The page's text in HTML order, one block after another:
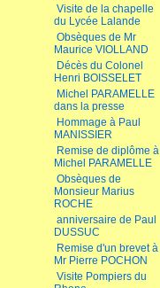
Visite de la chapelle
du Lycée Lalande
Obsèques de Mr
Maurice VIOLLAND
Décès du Colonel
Henri BOISSELET
Michel PARAMELLE
dans la presse
Hommage à Paul
MANISSIER
Remise de diplôme à
Michel PARAMELLE
Obsèques de
Monsieur Marius
ROCHE
anniversaire de Paul
DUSSUC
Remise d'un brevet à
Mr Pierre POCHON
Visite Pompiers du